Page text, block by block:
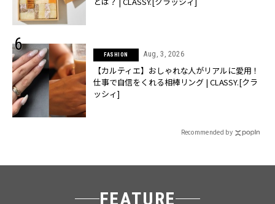
FASHION Aug, 3, 2026
【カルティエ】おしゃれな人がリアルに愛用！
仕事で自信をくれる相棒リング | CLASSY.[クラ
ッシィ]
Recommended by
FEATURE